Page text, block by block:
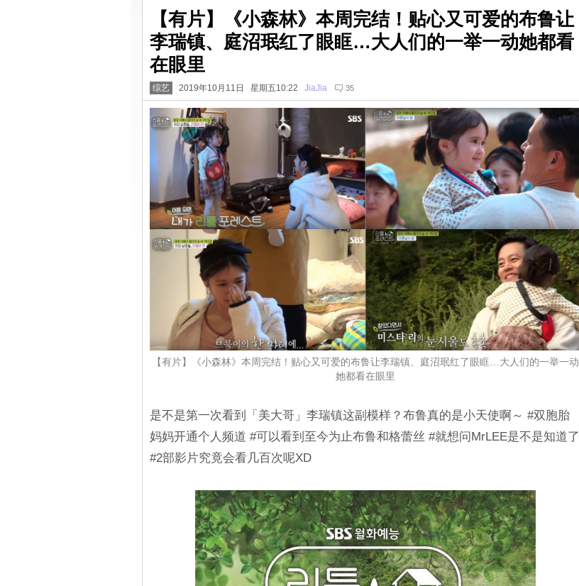
【有片】《小森林》本周完结！贴心又可爱的布鲁让
李瑞镇、庭沼珉红了眼眶…大人们的一举一动她都看
在眼里
综艺 2019年10月11日 星期五10:22 JiaJia 35
【有片】《小森林》本周完结！贴心又可爱的布鲁让李瑞镇、庭沼珉红了眼眶…大人们的一举一动
她都看在眼里
是不是第一次看到「美大哥」李瑞镇这副模样？布鲁真的是小天使啊～ #双胞胎
妈妈开通个人频道 #可以看到至今为止布鲁和格蕾丝 #就想问MrLEE是不是知道了
#2部影片究竟会看几百次呢XD